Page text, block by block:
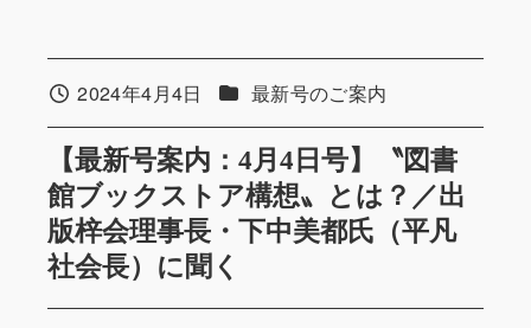
【最新号案内：4月4日号】〝図書
館ブックストア構想〟とは？／出
版梓会理事長・下中美都氏（平凡
社会長）に聞く
投稿日2024年4月4日 カテゴリー
最新号のご案内